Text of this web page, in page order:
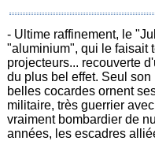
- Ultime raffinement, le
"aluminium", qui le faisait
projecteurs... recouverte
du plus bel effet. Seul
belles cocardes ornent
militaire, très guerrier
vraiment bombardier de
années, les escadres